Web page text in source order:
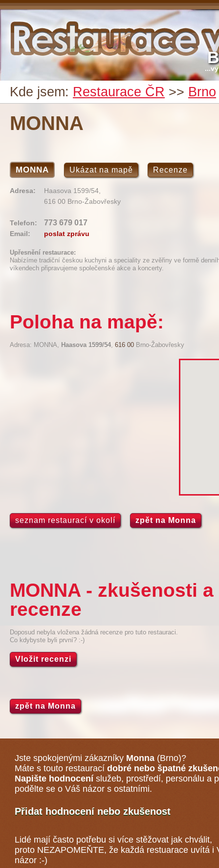
Kde jsem: Restaurace ČR >> Brno
MONNA
MONNA Ukázat na mapě Recenze
Adresa:
Haasova 1599/54,
616 00 Brno-Žabovřesky
Telefon: 773 679 017
Email: poslat zprávu
Upřesnění restaurace:
Nabízíme tradiční českou kuchyni a speciality ze zvěřiny ve formě
víkendech připravujeme společenské akce a koncerty.
Poloha na mapě:
Adresa: MONNA, Haasova 1599/54, 616 00 Brno-Žabovřesky
seznam restaurací v okolí zpět na Monna
MONNA - zkušenosti
recenze
Doposud nebyla vložena žádná recenze pro tuto restauraci.
Co kdybyste byli první? :-)
Vložit recenzi
zpět na Monna
Jste spokojenými zákazníky Monna (Brno)?
Máte s touto restaurací dobré nebo špatné
Napište hodnocení služeb, prostředí, personálu a
podělte se o Váš názor s ostatními.
Přidat hodnocení nebo zkušenost
Lidé mají často potřebu si více stěžovat jak chválit,
proto NEZAPOMEŇTE, že každá restuarace uvítá i
názor :-)